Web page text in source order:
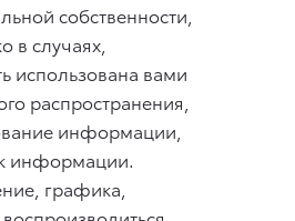
собственности,
в случаях,
использована вами
распространения,
информации,
информации.
графика,